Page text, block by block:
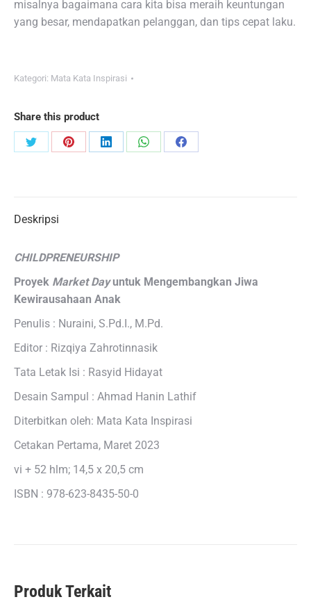
misalnya bagaimana cara kita bisa meraih keuntungan
yang besar, mendapatkan pelanggan, dan tips cepat laku.
Kategori: Mata Kata Inspirasi
Share this product
Share
Share
Share
Share
Share
Deskripsi
CHILDPRENEURSHIP
Proyek Market Dayuntuk Mengembangkan Jiwa
Kewirausahaan Anak
Penulis : Nuraini, S.Pd.I., M.Pd.
Editor : Rizqiya Zahrotinnasik
Tata Letak Isi : Rasyid Hidayat
Desain Sampul : Ahmad Hanin Lathif
Diterbitkan oleh: Mata Kata Inspirasi
Cetakan Pertama, Maret 2023
vi + 52 hlm; 14,5 x 20,5 cm
ISBN : 978-623-8435-50-0
Produk Terkait